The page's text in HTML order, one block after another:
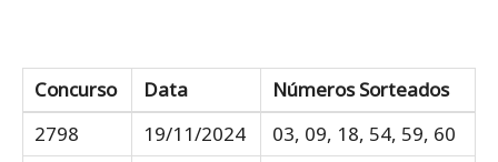
Concurso Data
Números Sorteados
2798
19/11/2024
03, 09, 18, 54, 59, 60